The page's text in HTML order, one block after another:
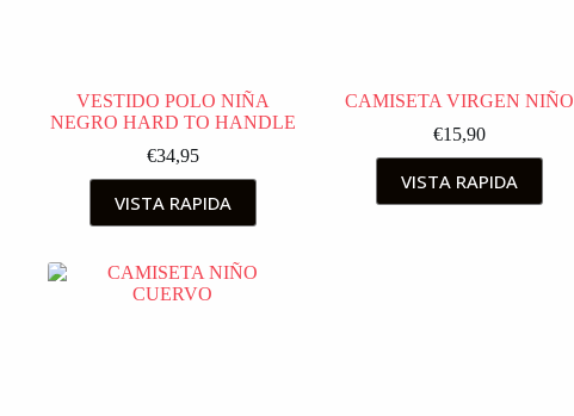
VESTIDO POLO NIÑA
NEGRO HARD TO HANDLE
€34,95
VISTA RAPIDA
CAMISETA VIRGEN NIÑO
€15,90
VISTA RAPIDA